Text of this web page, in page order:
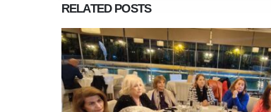
RELATED POSTS